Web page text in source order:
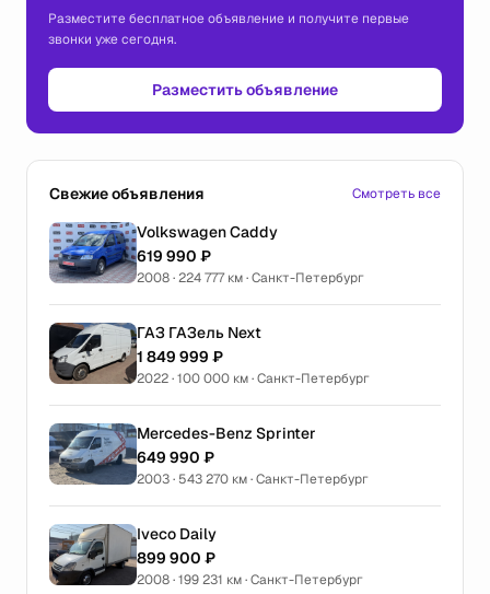
Разместите бесплатное объявление и получите первые
звонки уже сегодня.
Разместить объявление
Свежие объявления Смотреть все
Volkswagen Caddy
619 990 ₽
2008 · 224 777 км · Санкт-Петербург
ГАЗ ГАЗель Next
1 849 999 ₽
2022 · 100 000 км · Санкт-Петербург
Mercedes-Benz Sprinter
649 990 ₽
2003 · 543 270 км · Санкт-Петербург
Iveco Daily
899 900 ₽
2008 · 199 231 км · Санкт-Петербург